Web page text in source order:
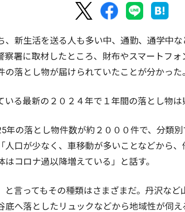
新生活を送る人も多い中、通勤、通学中
察署に取材したところ、財布やスマートフ
落とし物が届けられていたことが分かった
る最新の２０２４年で１年間の落とし物は
の落とし物件数が約２０００件で、分類
人口が少なく、車移動が多いことなどから
コロナ過以降増えている」と話す。
言ってもその種類はさまざまだ。丹沢など
へ落としたリュックなどから地域性が伺え